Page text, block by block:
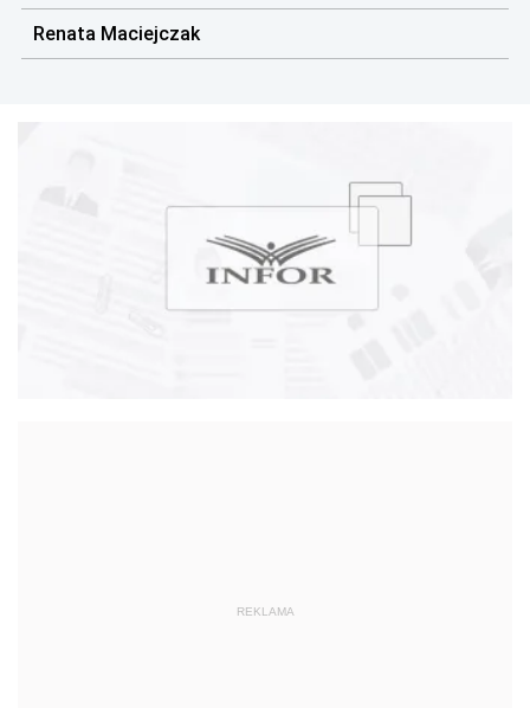
Renata Maciejczak